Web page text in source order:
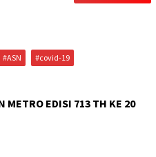
#ASN #covid-19
METRO EDISI 713 TH KE 20